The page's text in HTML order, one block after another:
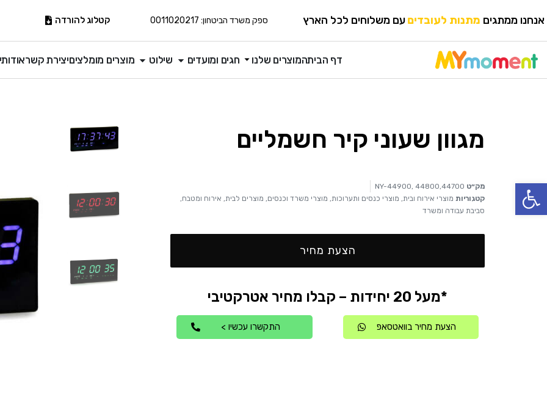
פתח סרגל נגישות
אנחנו ממתגים מתנות לעובדים
מגוון עטיםעם משלוחים לכל הארץ ספק משרד הביטחון: 0011020217 קטלוג להורדה
דף הביתהמוצרים שלנו חגים ומועדים שילוט מוצרים מומלציםיצירת קשר
מגוון שעוני קיר חשמליים
מק״ט NY-44900, 44800,44700
קטגוריות מוצרי אירוח ובית, מוצרי כנסים ותערוכות, מוצרי משרד וכנסים, מוצרים לבית, אירוח ומטבח,
סביבת עבודה ומשרד
הצעת מחיר
*מעל 20 יחידות – קבלו מחיר אטרקטיבי
הצעת מחיר בוואטסאפ התקשרו עכשיו >